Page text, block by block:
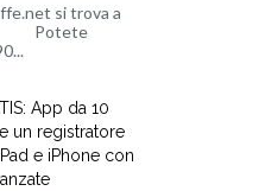
si trova a
Potete
App da 10
un registratore
e iPhone con